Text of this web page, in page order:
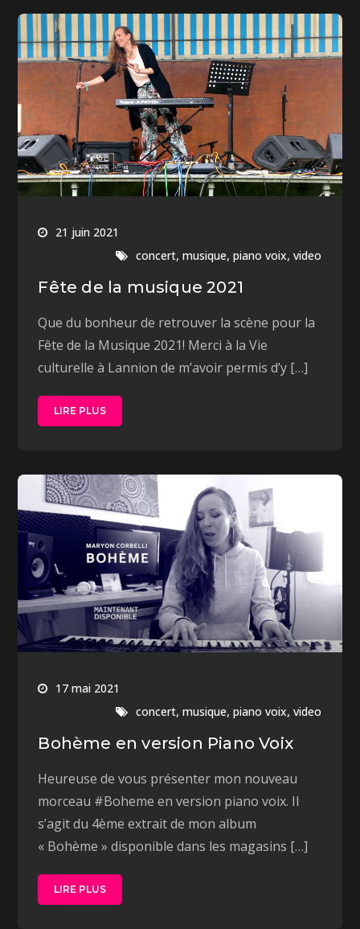
21 juin 2021
concert,musique,piano voix,video
Fête de la musique 2021
Que du bonheur de retrouver la scène pour la
Fête de la Musique 2021! Merci à la Vie
culturelle à Lannion de m’avoir permis d’y […]
LIRE PLUS
17 mai 2021
concert,musique,piano voix,video
Bohème en version Piano Voix
Heureuse de vous présenter mon nouveau
morceau #Boheme en version piano voix. Il
s’agit du 4ème extrait de mon album
« Bohème » disponible dans les magasins […]
LIRE PLUS